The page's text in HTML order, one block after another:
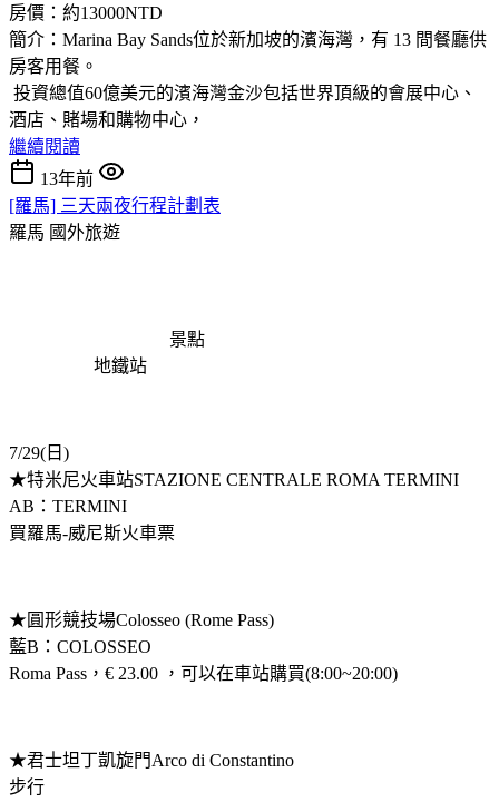
房價：約13000NTD
簡介：Marina Bay Sands位於新加坡的濱海灣，有 13 間餐廳供
房客用餐。
投資總值60億美元的濱海灣金沙包括世界頂級的會展中心、
酒店、賭場和購物中心，
繼續閱讀
13年前
[羅馬] 三天兩夜行程計劃表
羅馬 國外旅遊
景點
地鐵站
7/29(日)
★特米尼火車站STAZIONE CENTRALE ROMA TERMINI
AB：TERMINI
買羅馬-威尼斯火車票
★圓形競技場Colosseo (Rome Pass)
藍B：COLOSSEO
Roma Pass，€ 23.00 ，可以在車站購買(8:00~20:00)
★君士坦丁凱旋門Arco di Constantino
步行